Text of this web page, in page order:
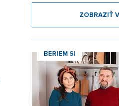
ZOBRAZIŤ
BERIEM SI